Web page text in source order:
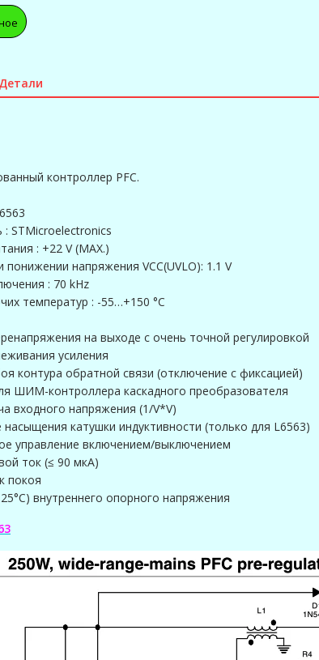
Детали
контроллер PFC.
: STMicroelectronics
: +22 V (MAX.)
понижении напряжения VCC(UVLO): 1.1 V
: 70 kHz
температур : -55…+150 °C
на выходе с очень точной регулировкой
усиления
контура обратной связи (отключение с фиксацией)
ШИМ-контроллера каскадного преобразователя
входного напряжения (1/V*V)
катушки индуктивности (только для L6563)
управление включением/выключением
ток (≤ 90 мкА)
покоя
внутреннего опорного напряжения